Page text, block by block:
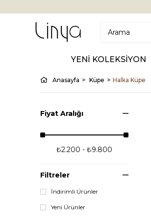
YENİ KOLEKSİYON
Anasayfa Küpe Halka Küpe
Fiyat Aralığı
₺2.200 - ₺9.800
Filtreler
İndirimli Ürünler
Yeni Ürünler